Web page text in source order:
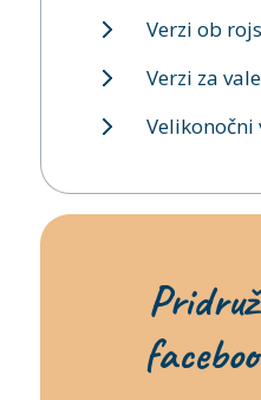
Verzi ob
Verzi za
Velikonočni